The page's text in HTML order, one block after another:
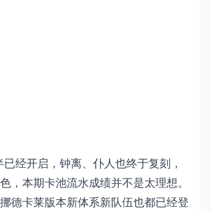
经开启，钟离、仆人也终于复刻，
，本期卡池流水成绩并不是太理想。
德卡莱版本新体系新队伍也都已经登